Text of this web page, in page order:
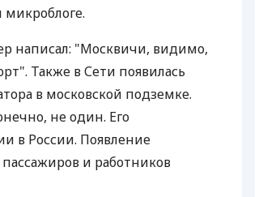
написал: "Москвичи, видимо,
Также в Сети появилась
в московской подземке.
не один. Его
в России. Появление
и работников